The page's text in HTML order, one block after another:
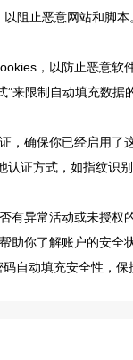
阻止恶意网站和脚本
，以防止恶意软
来限制自动填充数据
，确保你已经启用了
证方式，如指纹识别
有异常活动或未授权
助你了解账户的安全状
自动填充安全性，保